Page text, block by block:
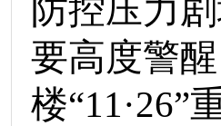
防控压力
要高度警
楼“11·26”